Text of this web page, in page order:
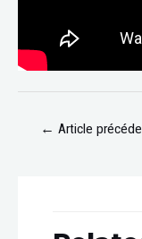
← Article